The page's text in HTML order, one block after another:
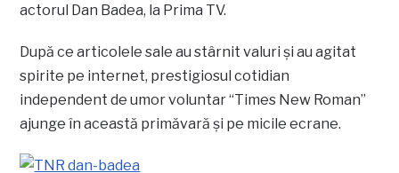
actorul Dan Badea, la Prima TV.
După ce articolele sale au stârnit valuri şi au agitat
spirite pe internet, prestigiosul cotidian
independent de umor voluntar “Times New Roman”
ajunge în această primăvară şi pe micile ecrane.